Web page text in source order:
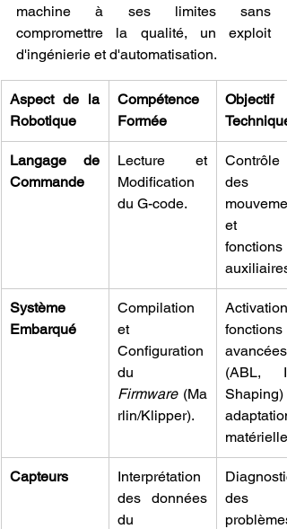
machine à ses limites sans
compromettre la qualité, un exploit
d'ingénierie et d'automatisation.
Aspect de la
Robotique
Compétence
Formée
Objectif
Technique
Langage de
Commande
Lecture et
Modification
du G-code.
Contrôle
des
et
fonctions
auxiliaires.
Système
Embarqué
Compilation
et
Configuration
Firmware (Ma
rlin/Klipper).
fonctions
avancées
(ABL,
adaptation
matérielle.
Capteurs
Interprétation
des données
Diagnostic
des
problèmes